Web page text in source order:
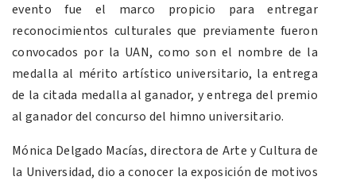
evento fue el marco propicio para entregar
reconocimientos culturales que previamente fueron
convocados por la UAN, como son el nombre de la
medalla al mérito artístico universitario, la entrega
de la citada medalla al ganador, y entrega del premio
al ganador del concurso del himno universitario.
Mónica Delgado Macías, directora de Arte y Cultura de
la Universidad, dio a conocer la exposición de motivos